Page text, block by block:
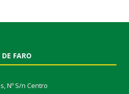
FARO
Nº S/n Centro